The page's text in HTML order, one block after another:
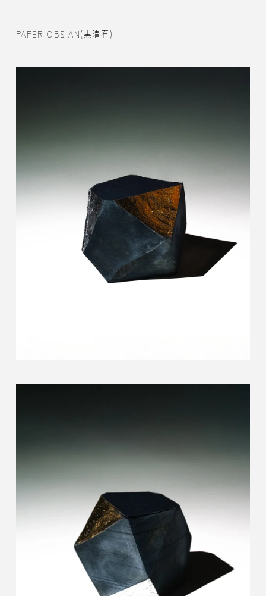
PAPER OBSIAN(黒曜石)